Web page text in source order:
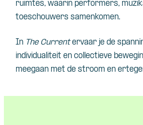
ruimtes, waarin performers,
toeschouwers samenkomen.
In The Currentervaar je de
individualiteit en collectieve
meegaan met de stroom en